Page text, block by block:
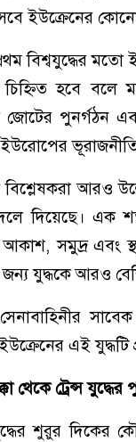
ইউক্রেনের
বিশ্বযুদ্ধের
চিহ্নিত হবে বলে
জোটের পুনর্গঠন
ইউরোপের
বিশ্লেষকরা আরও
দিয়েছে। এক
আকাশ, সমুদ্র এবং
যুদ্ধকে আরও
এই যুদ্ধটি
থেকে ট্রেন্স যুদ্ধের
শুরুর দিকের